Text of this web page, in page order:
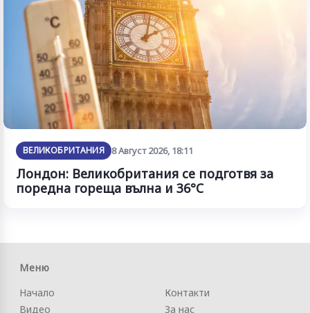
ВЕЛИКОБРИТАНИЯ 8 Август 2026, 18:11
Лондон: Великобритания се подготвя за
поредна гореща вълна и 36°C
Меню
Начало
Видео
Контакти
За нас